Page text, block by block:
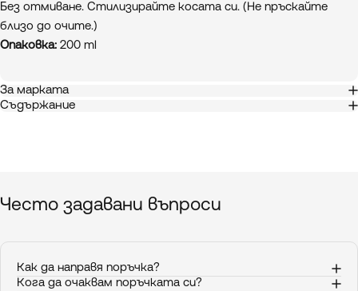
Без отмиване. Стилизирайте косата си. (Не пръскайте
близо до очите.)
Опаковка: 200 ml
За марката
Съдържание
Често задавани въпроси
Как да направя поръчка?
Кога да очаквам поръчката си?